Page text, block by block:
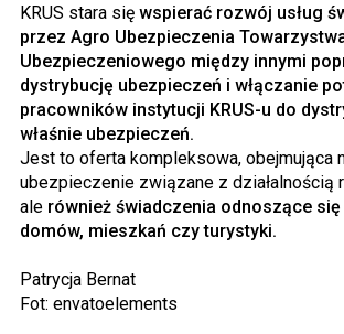
KRUS stara się wspierać rozwój usług
przez Agro Ubezpieczenia
Ubezpieczeniowego między innymi
dystrybucję ubezpieczeń i włączanie
pracowników instytucji KRUS-u do
właśnie ubezpieczeń.
Jest to oferta kompleksowa, obejmująca
ubezpieczenie związane z działalnością
ale również świadczenia odnoszące
domów, mieszkań czy turystyki.
Patrycja Bernat
Fot: envatoelements